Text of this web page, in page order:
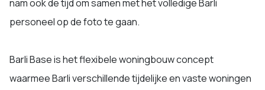
nam ook de tijd om samen met het volledige Barli
personeel op de foto te gaan.
Barli Base is het flexibele woningbouw concept
waarmee Barli verschillende tijdelijke en vaste woningen